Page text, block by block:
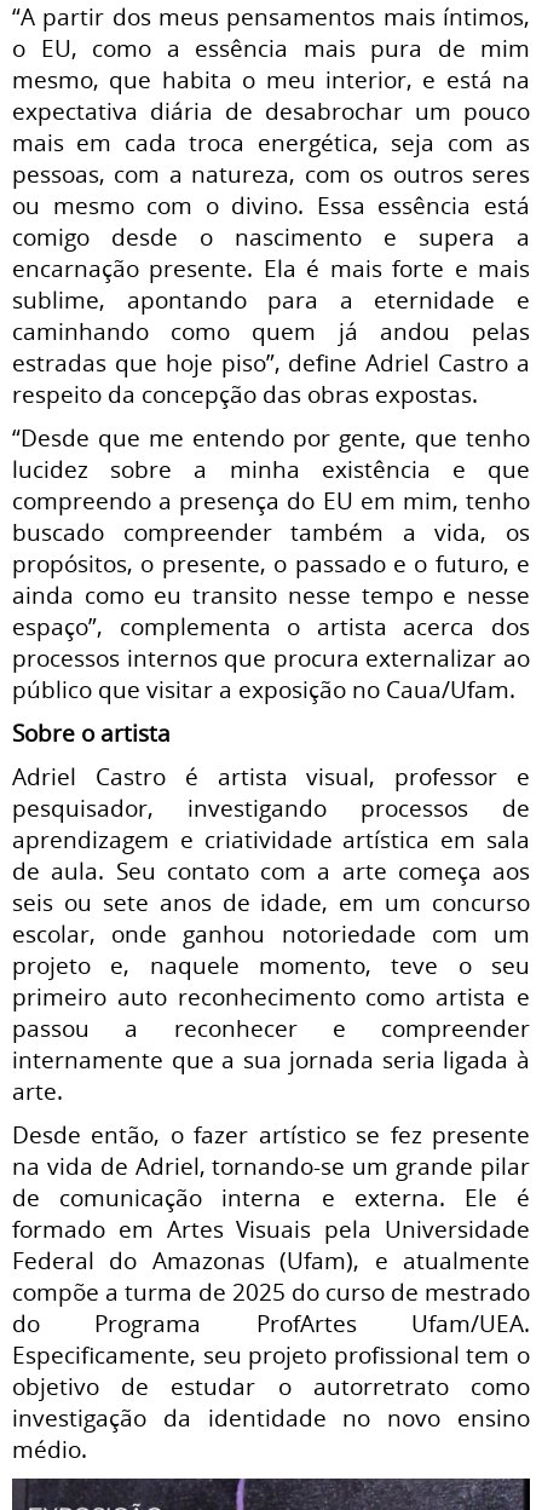
“A partir dos meus pensamentos mais íntimos,
o EU, como a essência mais pura de mim
mesmo, que habita o meu interior, e está na
expectativa diária de desabrochar um pouco
mais em cada troca energética, seja com as
pessoas, com a natureza, com os outros seres
ou mesmo com o divino. Essa essência está
comigo desde o nascimento e supera a
encarnação presente. Ela é mais forte e mais
sublime, apontando para a eternidade e
caminhando como quem já andou pelas
estradas que hoje piso”, define Adriel Castro a
respeito da concepção das obras expostas.
“Desde que me entendo por gente, que tenho
lucidez sobre a minha existência e que
compreendo a presença do EU em mim, tenho
buscado compreender também a vida, os
propósitos, o presente, o passado e o futuro, e
ainda como eu transito nesse tempo e nesse
espaço”, complementa o artista acerca dos
processos internos que procura externalizar ao
público que visitar a exposição no Caua/Ufam.
Sobre o artista
Adriel Castro é artista visual, professor e
pesquisador, investigando processos de
aprendizagem e criatividade artística em sala
de aula. Seu contato com a arte começa aos
seis ou sete anos de idade, em um concurso
escolar, onde ganhou notoriedade com um
projeto e, naquele momento, teve o seu
primeiro auto reconhecimento como artista e
passou a reconhecer e compreender
internamente que a sua jornada seria ligada à
arte.
Desde então, o fazer artístico se fez presente
na vida de Adriel, tornando-se um grande pilar
de comunicação interna e externa. Ele é
formado em Artes Visuais pela Universidade
Federal do Amazonas (Ufam), e atualmente
compõe a turma de 2025 do curso de mestrado
do Programa ProfArtes Ufam/UEA.
Especificamente, seu projeto profissional tem o
objetivo de estudar o autorretrato como
investigação da identidade no novo ensino
médio.